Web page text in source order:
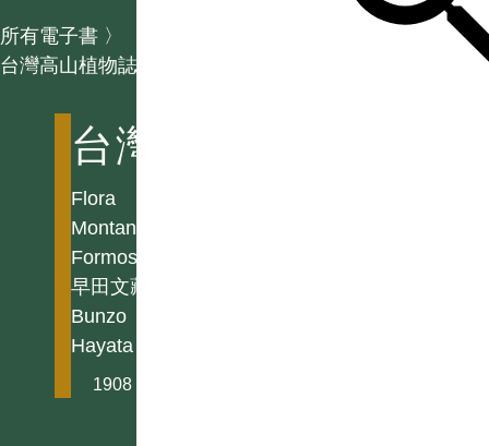
所有電子書 〉
台灣高山植物誌
台灣高山植物誌
Flora
Montana
Formosae
早田文藏
Bunzo
Hayata
1908